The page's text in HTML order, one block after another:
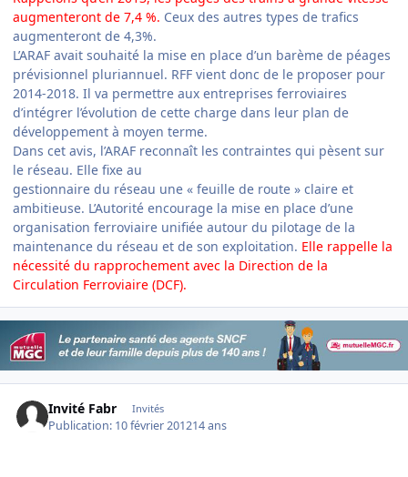
augmenteront de 7,4 %. Ceux des autres types de trafics
augmenteront de 4,3%.
L’ARAF avait souhaité la mise en place d’un barème de péages
prévisionnel pluriannuel. RFF vient donc de le proposer pour
2014-2018. Il va permettre aux entreprises ferroviaires
d’intégrer l’évolution de cette charge dans leur plan de
développement à moyen terme.
Dans cet avis, l’ARAF reconnaît les contraintes qui pèsent sur
le réseau. Elle fixe au
gestionnaire du réseau une « feuille de route » claire et
ambitieuse. L’Autorité encourage la mise en place d’une
organisation ferroviaire unifiée autour du pilotage de la
maintenance du réseau et de son exploitation. Elle rappelle la
nécessité du rapprochement avec la Direction de la
Circulation Ferroviaire (DCF).
Invité Fabr Invités
Publication: 10 février 201214 ans